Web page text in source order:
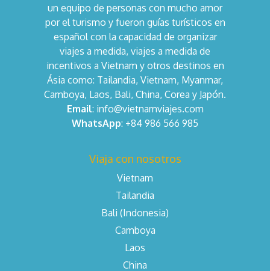
un equipo de personas con mucho amor
por el turismo y fueron guías turísticos en
español con la capacidad de organizar
viajes a medida, viajes a medida de
incentivos a Vietnam y otros destinos en
Ásia como: Tailandia, Vietnam, Myanmar,
Camboya, Laos, Bali, China, Corea y Japón.
Email: info@vietnamviajes.com
WhatsApp: +84 986 566 985
Viaja con nosotros
Vietnam
Tailandia
Bali (Indonesia)
Camboya
Laos
China